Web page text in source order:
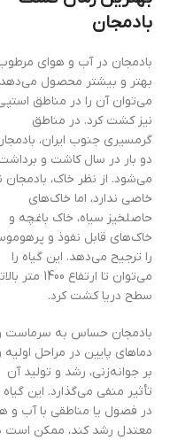
بادمجان
بادمجان در آب و هوای
بهتر و بیشتر محصول می‌دهد،
می‌توان آن را در مناطق
نیز کشت کرد. در مناطق
گرمسیری جنوب ایران،
دو بار در سال کاشت و
می‌شود. از نظر خاک، بادمجان
خاصی ندارد، اما خاک‌های
حاصلخیز سیاه، خاک باغچه و
خاک‌های قابل نفوذ و
را ترجیح می‌دهد. این گیاه را
می‌توان تا ارتفاع 1400
سطح دریا کشت کرد.
بادمجان حساس به سرماست
دماهای پایین در مراحل
بر جوانه‌زنی، رشد و تولید آن
تأثیر منفی می‌گذارد. این گیاه
در فصول یا مناطقی با آب و
معتدل رشد کند، ممکن است